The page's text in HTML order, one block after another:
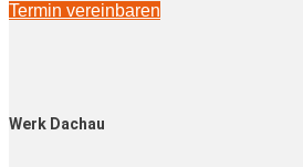
Termin vereinbaren
Werk Dachau